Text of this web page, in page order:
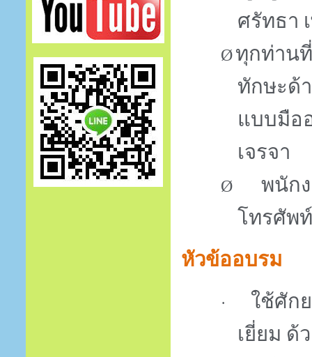
ศรัทธา
Øทุกท่าน
ทักษะด้
แบบมือ
เจรจา
Ø
พนัก
โทรศัพ
หัวข้ออบรม
·
ใช้ศัก
เยี่ยม ด้